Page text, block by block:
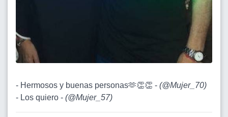
- Hermosos y buenas personas🫶👏👏 - (@Mujer_70)
- Los quiero - (@Mujer_57)